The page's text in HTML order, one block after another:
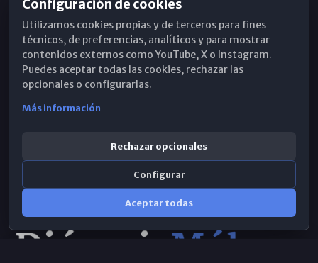
Horarios de Misa
Hemeroteca
WhatsApp
Configuración de cookies
Utilizamos cookies propias y de terceros para fines
técnicos, de preferencias, analíticos y para mostrar
contenidos externos como YouTube, X o Instagram.
Puedes aceptar todas las cookies, rechazar las
opcionales o configurarlas.
Más información
Rechazar opcionales
Configurar
Aceptar todas